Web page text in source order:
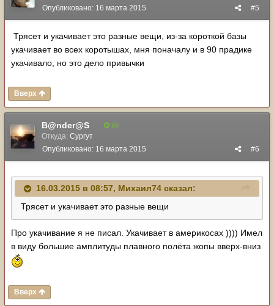
#5
Опубликовано: 16 марта 2015
Трясет и укачивает это разные вещи, из-за короткой базы
укачивает во всех коротышах, мня поначалу и в 90 прадике
укачивало, но это дело привычки
Вверх
B@nder@S 50
Откуда: Сургут
#6
Опубликовано: 16 марта 2015
16.03.2015 в 08:57, Михаил74 сказал:
Трясет и укачивает это разные вещи
Про укачивание я не писал. Укачивает в америкосах )))) Имел
в виду большие амплитуды плавного полёта жопы вверх-вниз
Вверх